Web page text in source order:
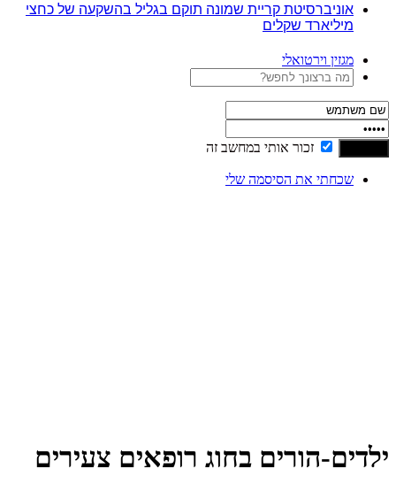
אוניברסיטת קריית שמונה תוקם בגליל בהשקעה של כחצי
מיליארד שקלים
מגזין וירטואלי
זכור אותי במחשב זה
שכחתי את הסיסמה שלי
ילדים-הורים בחוג רופאים צעירים